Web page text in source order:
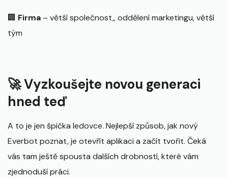
🏢 Firma – větší společnost,, oddělení marketingu, větší
tým
🚀 Vyzkoušejte novou generaci
hned teď
A to je jen špička ledovce. Nejlepší způsob, jak nový
Everbot poznat, je otevřít aplikaci a začít tvořit. Čeká
vás tam ještě spousta dalších drobností, které vám
zjednoduší práci.